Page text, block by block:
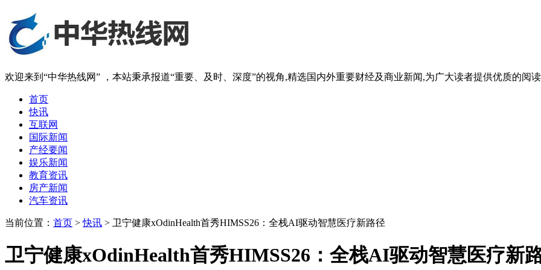
欢迎来到“中华热线网” ，本站秉承报道“重要、及时、深度”的视角,精选国内外重要财经及商业新闻,为广大读者提供优质的阅读
首页
快讯
互联网
国际新闻
产经要闻
娱乐新闻
教育资讯
房产新闻
汽车资讯
当前位置： 首页 >快讯 > 卫宁健康xOdinHealth首秀HIMSS26：全栈AI驱动智慧医疗新路径
卫宁健康xOdinHealth首秀HIMSS26：全栈AI驱动智慧医疗新